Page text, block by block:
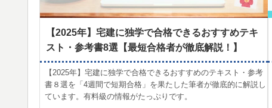
【2025年】宅建に独学で合格できるおすすめテキ
スト・参考書8選【最短合格者が徹底解説！】
【2025年】宅建に独学で合格できるおすすめのテキスト・参考
書８選を「4週間で短期合格」を果たした筆者が徹底的に解説し
ています。有料級の情報がたっぷりです。